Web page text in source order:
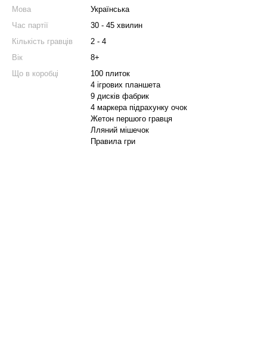
Мова
Українська
Час партії
30 - 45 хвилин
Кількість гравців
2 - 4
Вік
8+
Що в коробці
100 плиток
4 ігрових планшета
9 дисків фабрик
4 маркера підрахунку очок
Жетон першого гравця
Лляний мішечок
Правила гри